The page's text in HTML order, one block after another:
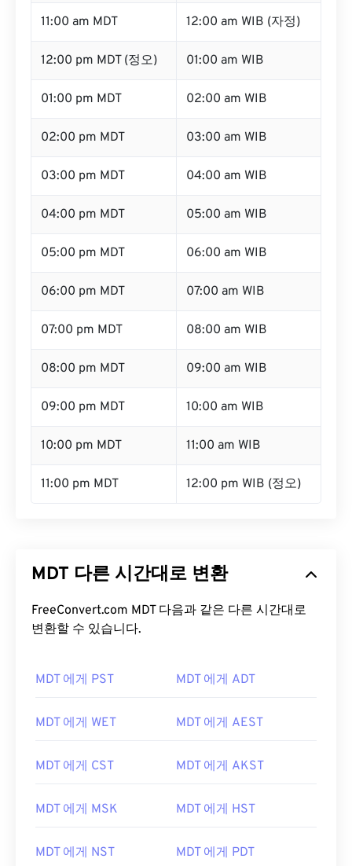
11:00 am MDT 12:00 am WIB (자정)
12:00 pm MDT (정오) 01:00 am WIB
01:00 pm MDT 02:00 am WIB
02:00 pm MDT 03:00 am WIB
03:00 pm MDT 04:00 am WIB
04:00 pm MDT 05:00 am WIB
05:00 pm MDT 06:00 am WIB
06:00 pm MDT 07:00 am WIB
07:00 pm MDT 08:00 am WIB
08:00 pm MDT 09:00 am WIB
09:00 pm MDT 10:00 am WIB
10:00 pm MDT 11:00 am WIB
11:00 pm MDT 12:00 pm WIB (정오)
MDT 다른 시간대로 변환
FreeConvert.com MDT 다음과 같은 다른 시간대로
변환할 수 있습니다.
MDT 에게 PST MDT 에게 ADT
MDT 에게 WET MDT 에게 AEST
MDT 에게 CST MDT 에게 AKST
MDT 에게 MSK MDT 에게 HST
MDT 에게 NST MDT 에게 PDT